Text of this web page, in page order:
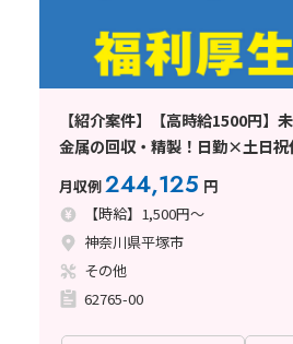
【紹介案件】【高時給1500円】
金属の回収・精製！日勤×土日
月収例244,125 円
【時給】1,500円～
神奈川県平塚市
その他
62765-00